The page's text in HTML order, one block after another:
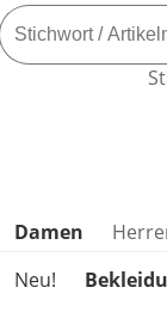
Damen
Neu!